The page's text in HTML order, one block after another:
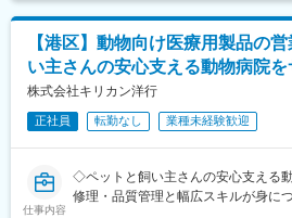
ています。
■就業環境
フレックスタイム制・完全週休2日制
働き方とワークライフバランスが実現
■アルフレッサ株式会社の魅力
当社は東証プライム上場アルフレッ
て、医療用医薬品、医療機器、検査
一般用医薬品などを卸売販売してい
■組織構成：
ロジスティクス企画部 企画グルー
です）
部長１名、グループ長１名、チーム
（弊社ロジスティクス本部にはロジ
ィクス業務部、配送業務部、ロジス
部は本部内でも中核となる部署です。
■当社の魅力：
【港区】動物向け医療用製品の
い主さんの安心支える動物病院を
株式会社キリカン洋行
正社員 転勤なし 業種未経験歓迎
仕事内容
◇ペットと飼い主さんの安心支える
修理・品質管理と幅広スキルが身に